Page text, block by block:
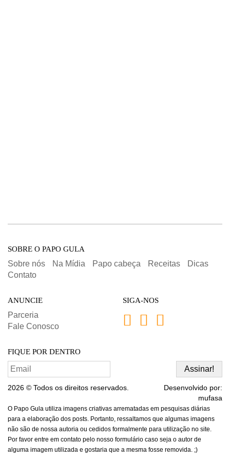
SOBRE O PAPO GULA
Sobre nós Na Mídia Papo cabeça Receitas
Dicas
Contato
ANUNCIE
Parceria
Fale Conosco
SIGA-NOS
FIQUE POR DENTRO
2026 © Todos os direitos reservados.
Desenvolvido por:
mufasa
O Papo Gula utiliza imagens criativas arrematadas em pesquisas diárias
para a elaboração dos posts. Portanto, ressaltamos que algumas imagens
não são de nossa autoria ou cedidos formalmente para utilização no site.
Por favor entre em contato pelo nosso formulário caso seja o autor de
alguma imagem utilizada e gostaria que a mesma fosse removida. ;)